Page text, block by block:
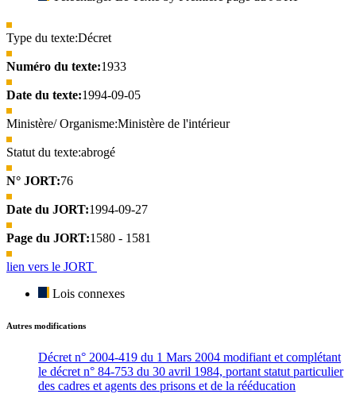
Type du texte:Décret
Numéro du texte:1933
Date du texte:1994-09-05
Ministère/ Organisme:Ministère de l'intérieur
Statut du texte:abrogé
N° JORT:76
Date du JORT:1994-09-27
Page du JORT:1580 - 1581
lien vers le JORT
Lois connexes
Autres modifications
Décret n° 2004-419 du 1 Mars 2004 modifiant et complétant
le décret n° 84-753 du 30 avril 1984, portant statut particulier
des cadres et agents des prisons et de la rééducation